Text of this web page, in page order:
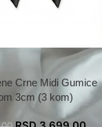
Crne Midi Gumice
3cm (3 kom)